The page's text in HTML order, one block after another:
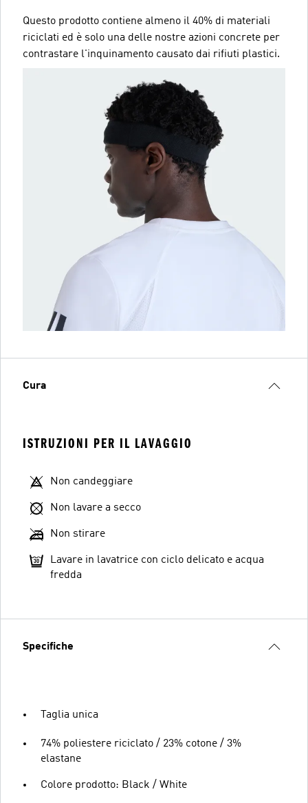
Questo prodotto contiene almeno il 40% di materiali
riciclati ed è solo una delle nostre azioni concrete per
contrastare l'inquinamento causato dai rifiuti plastici.
Cura
ISTRUZIONI PER IL LAVAGGIO
Non candeggiare
Non lavare a secco
Non stirare
Lavare in lavatrice con ciclo delicato e acqua
fredda
Specifiche
Taglia unica
74% poliestere riciclato / 23% cotone / 3%
elastane
Colore prodotto: Black / White